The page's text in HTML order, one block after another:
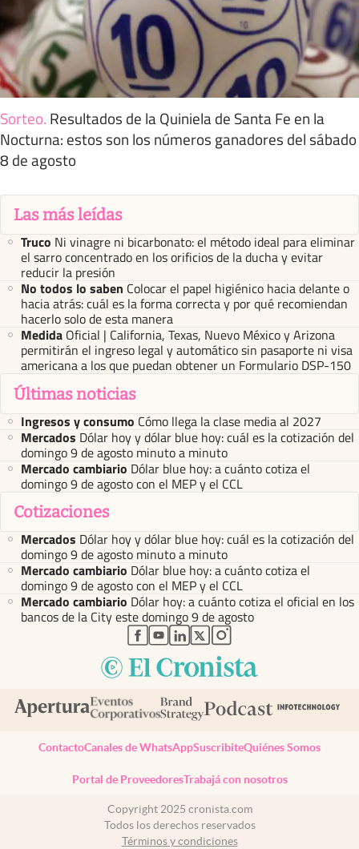
Sorteo. Resultados de la Quiniela de Santa Fe en la
Nocturna: estos son los números ganadores del sábado
8 de agosto
Las más leídas
Truco Ni vinagre ni bicarbonato: el método ideal para eliminar
el sarro concentrado en los orificios de la ducha y evitar
reducir la presión
No todos lo saben Colocar el papel higiénico hacia delante o
hacia atrás: cuál es la forma correcta y por qué recomiendan
hacerlo solo de esta manera
Medida Oficial | California, Texas, Nuevo México y Arizona
permitirán el ingreso legal y automático sin pasaporte ni visa
americana a los que puedan obtener un Formulario DSP-150
Últimas noticias
Ingresos y consumo Cómo llega la clase media al 2027
Mercados Dólar hoy y dólar blue hoy: cuál es la cotización del
domingo 9 de agosto minuto a minuto
Mercado cambiario Dólar blue hoy: a cuánto cotiza el
domingo 9 de agosto con el MEP y el CCL
Cotizaciones
Mercados Dólar hoy y dólar blue hoy: cuál es la cotización del
domingo 9 de agosto minuto a minuto
Mercado cambiario Dólar blue hoy: a cuánto cotiza el
domingo 9 de agosto con el MEP y el CCL
Mercado cambiario Dólar hoy: a cuánto cotiza el oficial en los
bancos de la City este domingo 9 de agosto
abre en nueva pestaña
abre en nueva pestaña
abre en nueva pestaña
abre en nueva pestaña
abre en nueva pestaña
ContactoCanales de WhatsAppSuscribiteQuiénes Somos
Portal de ProveedoresTrabajá con nosotros
Copyright 2025 cronista.com
Todos los derechos reservados
Términos y condiciones